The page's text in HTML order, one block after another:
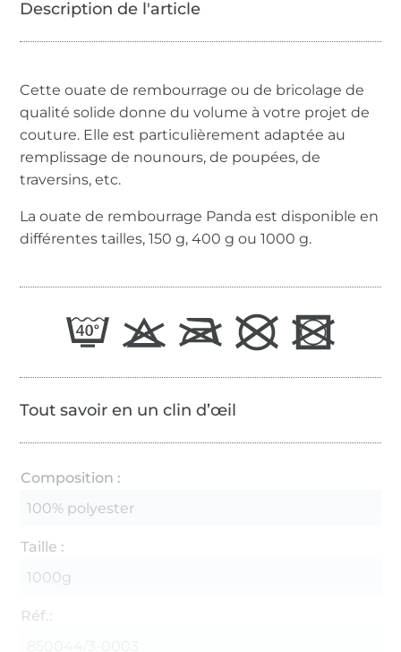
Cette ouate de rembourrage ou de bricolage de
qualité solide donne du volume à votre projet de
couture. Elle est particulièrement adaptée au
remplissage de nounours, de poupées, de
traversins, etc.
La ouate de rembourrage Panda est disponible en
différentes tailles, 150 g, 400 g ou 1000 g.
Tout savoir en un clin d’œil
Composition :
100% polyester
Taille :
1000g
Réf.: